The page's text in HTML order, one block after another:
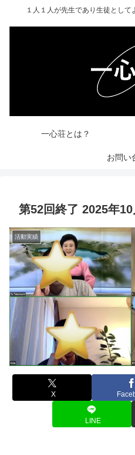
１人１人が先生であり生徒とし
一心荘とは？
お問い
第52回終了 2025年10
活動実績
X
LINE